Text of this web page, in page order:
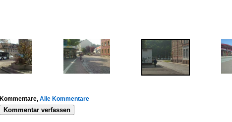
Kommentare, Alle Kommentare
Kommentar verfassen